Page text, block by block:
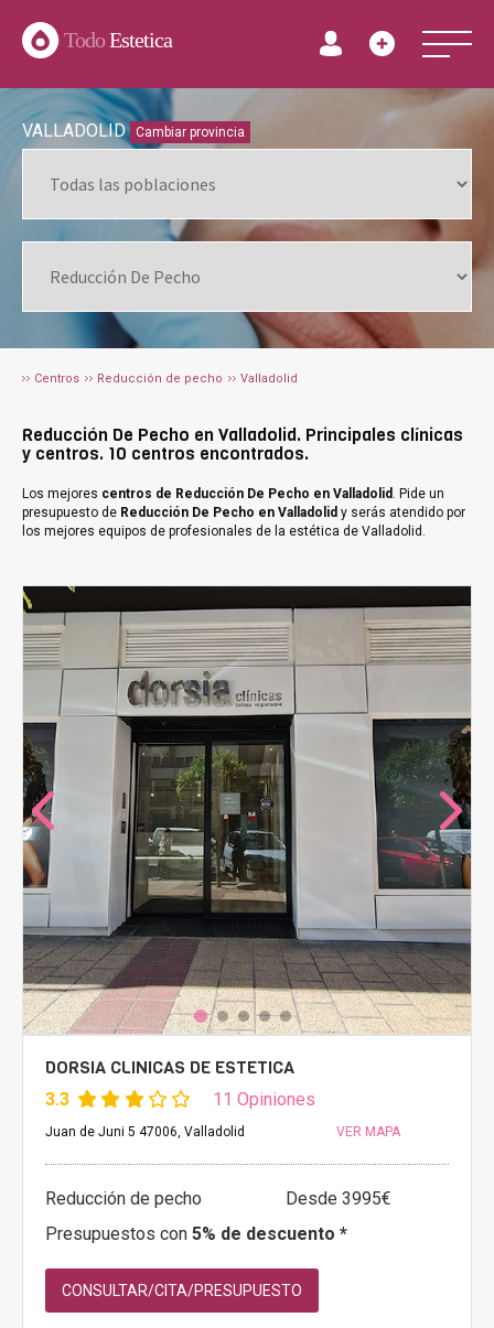
TodoEstetica
VALLADOLID Cambiar provincia
Centros Reducción de pecho Valladolid
Reducción De Pecho en Valladolid. Principales clínicas
y centros. 10 centros encontrados.
Los mejores centros de Reducción De Pecho en Valladolid . Pide un
presupuesto de Reducción De Pecho en Valladolid y serás atendido por
los mejores equipos de profesionales de la estética de Valladolid.
DORSIA CLINICAS DE ESTETICA
3.3 11 Opiniones
Juan de Juni 5 47006, Valladolid VER MAPA
Reducción de pecho
Desde 3995€
Presupuestos con 5% de descuento *
CONSULTAR/CITA/PRESUPUESTO